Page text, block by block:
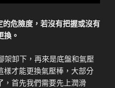
危險度，若沒有把握或沒有
換。
架卸下，再來是底盤和氣壓
樣才能更換氣壓棒，大部分
，首先我們需要先上潤滑